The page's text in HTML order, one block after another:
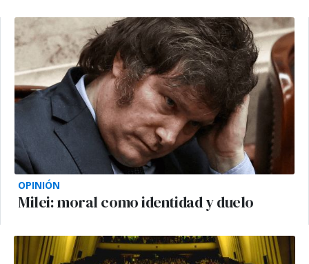
OPINIÓN
Milei: moral como identidad y duelo